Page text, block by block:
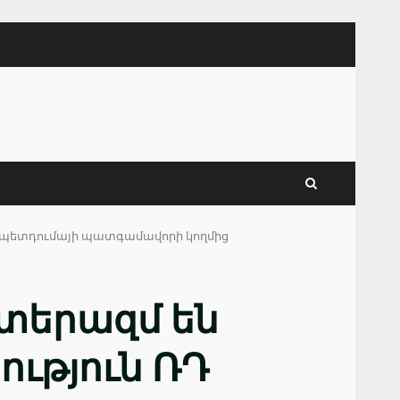
պատգամավորի կողմից
են
ՌԴ